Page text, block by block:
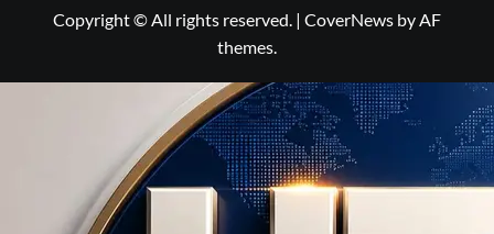
Copyright © All rights reserved. | CoverNews by AF
themes.